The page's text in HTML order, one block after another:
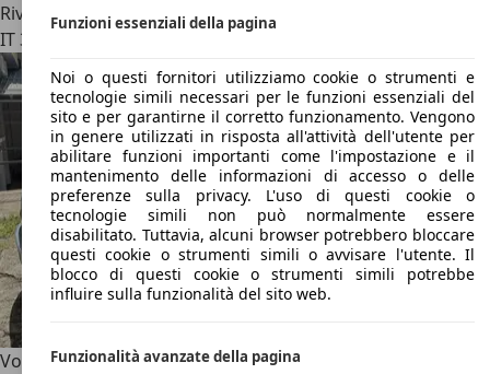
Rivenditore
IT 38019
Tuenno - Trento - Tn
Volkswagen T4Transporter
Funzioni essenziali della pagina
Noi o questi fornitori utilizziamo cookie o strumenti e
tecnologie simili necessari per le funzioni essenziali del
sito e per garantirne il corretto funzionamento. Vengono
in genere utilizzati in risposta all'attività dell'utente per
abilitare funzioni importanti come l'impostazione e il
mantenimento delle informazioni di accesso o delle
preferenze sulla privacy. L'uso di questi cookie o
tecnologie simili non può normalmente essere
disabilitato. Tuttavia, alcuni browser potrebbero bloccare
questi cookie o strumenti simili o avvisare l'utente. Il
blocco di questi cookie o strumenti simili potrebbe
influire sulla funzionalità del sito web.
Funzionalità avanzate della pagina